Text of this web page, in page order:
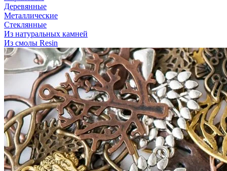
Деревянные
Металлические
Стеклянные
Из натуральных камней
Из смолы Resin